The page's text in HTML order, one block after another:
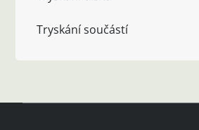
Tryskání součástí